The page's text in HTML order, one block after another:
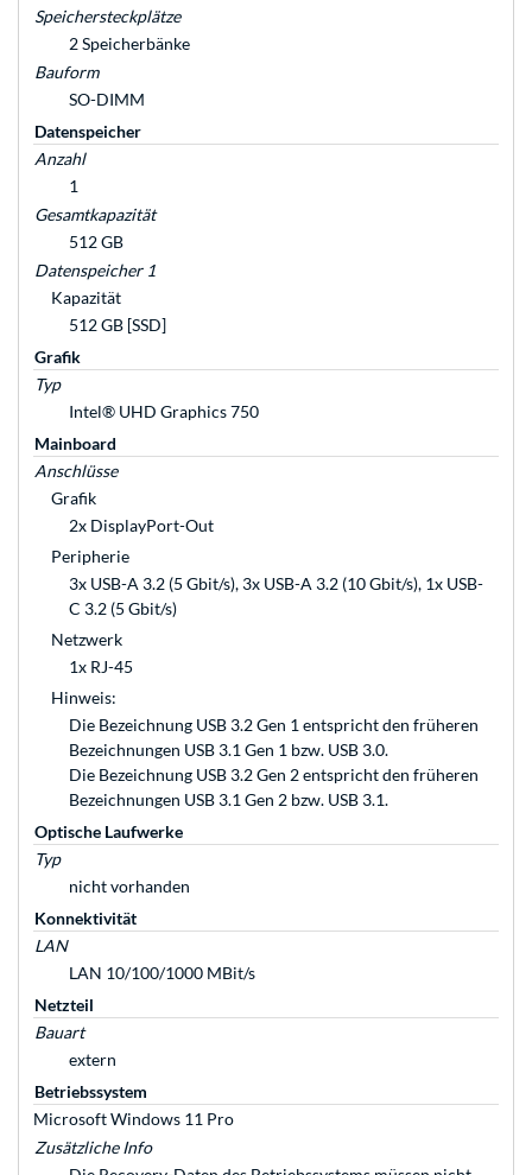
Speichersteckplätze
2 Speicherbänke
Bauform
SO-DIMM
Datenspeicher
Anzahl
1
Gesamtkapazität
512 GB
Datenspeicher 1
Kapazität
512 GB [SSD]
Grafik
Typ
Intel® UHD Graphics 750
Mainboard
Anschlüsse
Grafik
2x DisplayPort-Out
Peripherie
3x USB-A 3.2 (5 Gbit/s), 3x USB-A 3.2 (10 Gbit/s), 1x USB-
C 3.2 (5 Gbit/s)
Netzwerk
1x RJ-45
Hinweis:
Die Bezeichnung USB 3.2 Gen 1 entspricht den früheren
Bezeichnungen USB 3.1 Gen 1 bzw. USB 3.0.
Die Bezeichnung USB 3.2 Gen 2 entspricht den früheren
Bezeichnungen USB 3.1 Gen 2 bzw. USB 3.1.
Optische Laufwerke
Typ
nicht vorhanden
Konnektivität
LAN
LAN 10/100/1000 MBit/s
Netzteil
Bauart
extern
Betriebssystem
Microsoft Windows 11 Pro
Zusätzliche Info